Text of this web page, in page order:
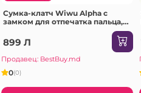
Сумка-клатч Wiwu Alpha с
замком для отпечатка пальца,
899 Л
Продавец: BestBuy.md
0(0)